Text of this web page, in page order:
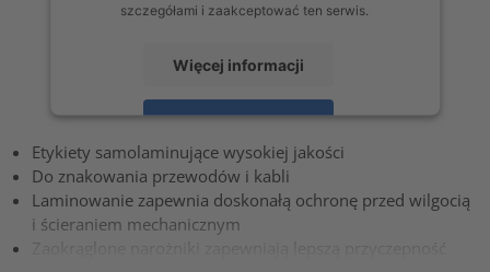
szczegółami i zaakceptować ten serwis.
Więcej informacji
Zaakceptuj
powered by Usercentrics Consent Management Platform
Etykiety samolaminujące wysokiej jakości
Do znakowania przewodów i kabli
Laminowanie zapewnia doskonałą ochronę przed wilgocią
i ścieraniem mechanicznym